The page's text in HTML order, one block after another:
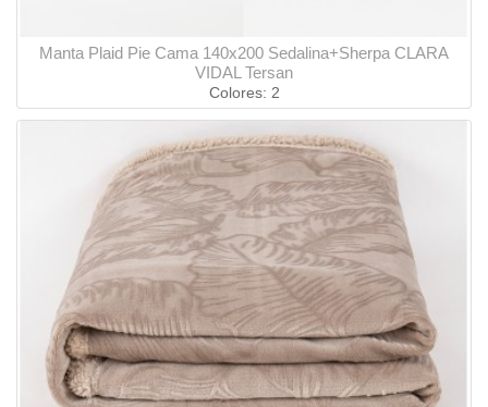
Manta Plaid Pie Cama 140x200 Sedalina+Sherpa CLARA
VIDAL Tersan
Colores: 2